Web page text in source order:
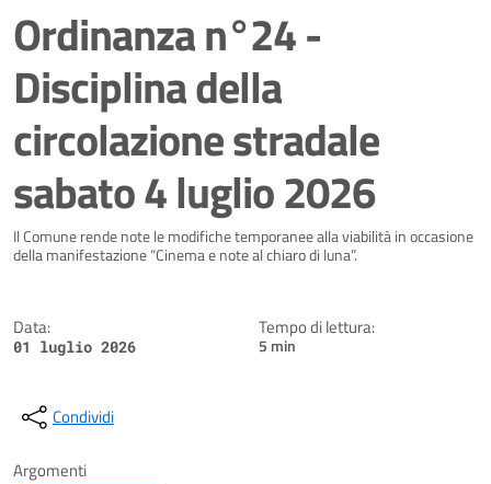
Ordinanza n°24 -
Disciplina della
circolazione stradale
sabato 4 luglio 2026
Dettagli della notizia
Il Comune rende note le modifiche temporanee alla viabilità in occasione
della manifestazione “Cinema e note al chiaro di luna”.
Data:
01 luglio 2026
Tempo di lettura:
5 min
Condividi
Argomenti